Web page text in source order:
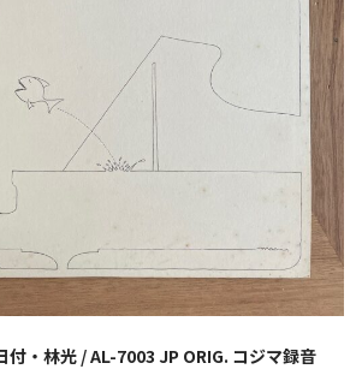
のレーベル）
付・林光 / AL-7003 JP ORIG. コジマ録音